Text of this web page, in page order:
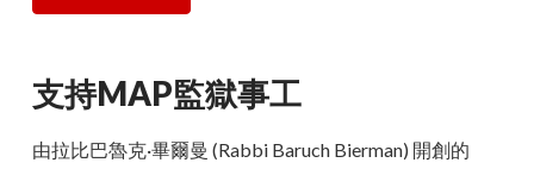
支持MAP監獄事工
由拉比巴魯克·畢爾曼 (Rabbi Baruch Bierman) 開創的